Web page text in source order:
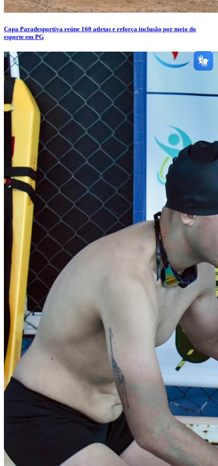
Copa Paradesportiva reúne 160 atletas e reforça inclusão por meio do
esporte em PG